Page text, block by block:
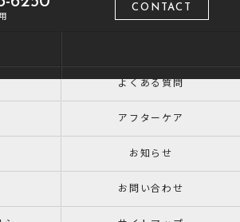
CONTACT
よくある質問
アフターケア
お知らせ
お問い合わせ